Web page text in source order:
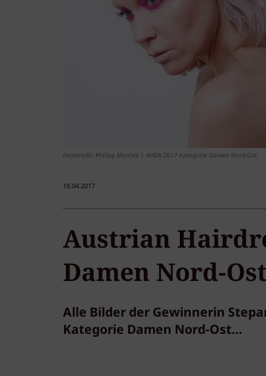
Fotocredit: Philipp Mairleb | AHDA 2017 Kategorie Damen Nord-Ost
18.04.2017
Austrian
Damen Nord-
Alle Bilder der Gewinnerin
Kategorie Damen Nord-Ost...